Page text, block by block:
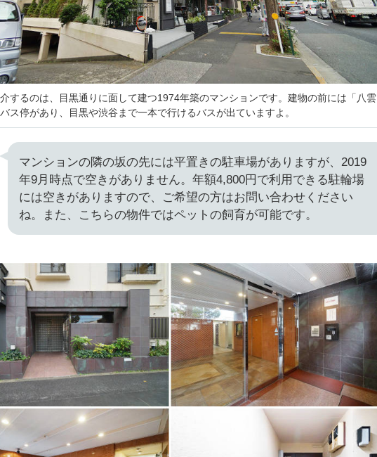
するのは、目黒通りに面して建つ1974年築のマンションです。建物の前には「八雲
ス停があり、目黒や渋谷まで一本で行けるバスが出ていますよ。
マンションの隣の坂の先には平置きの駐車場がありますが、2019
年9月時点で空きがありません。年額4,800円で利用できる駐輪場
には空きがありますので、ご希望の方はお問い合わせください
ね。また、こちらの物件ではペットの飼育が可能です。